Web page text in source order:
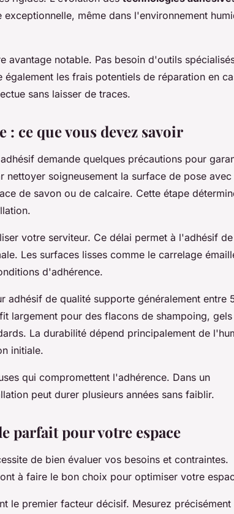
même dans l'environnement
avantage notable. Pas besoin d'outils
les frais potentiels de réparation en
sans laisser de traces.
ce que vous devez savoir
demande quelques précautions pour
nettoyer soigneusement la surface de pose avec
de savon ou de calcaire. Cette étape
votre serviteur. Ce délai permet à l'adhésif de
Les surfaces lisses comme le carrelage
d'adhérence.
adhésif de qualité supporte généralement entre
largement pour des flacons de shampoing, gels
La durabilité dépend principalement de
initiale.
qui compromettent l'adhérence. Dans un
peut durer plusieurs années sans faiblir.
parfait pour votre espace
de bien évaluer vos besoins et contraintes.
à faire le bon choix pour optimiser votre
le premier facteur décisif. Mesurez précisément